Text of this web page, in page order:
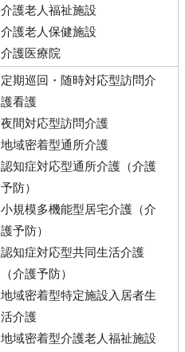
介護老人福祉施設
介護老人保健施設
介護医療院
定期巡回・随時対応型訪問介
護看護
夜間対応型訪問介護
地域密着型通所介護
認知症対応型通所介護（介護
予防）
小規模多機能型居宅介護（介
護予防）
認知症対応型共同生活介護
（介護予防）
地域密着型特定施設入居者生
活介護
地域密着型介護老人福祉施設